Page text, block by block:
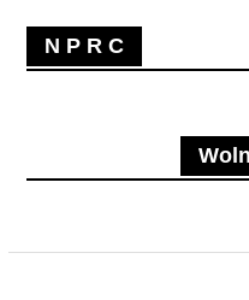
N P R C